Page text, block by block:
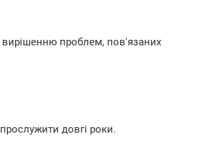
вирішенню проблем, пов'язаних
довгі роки.